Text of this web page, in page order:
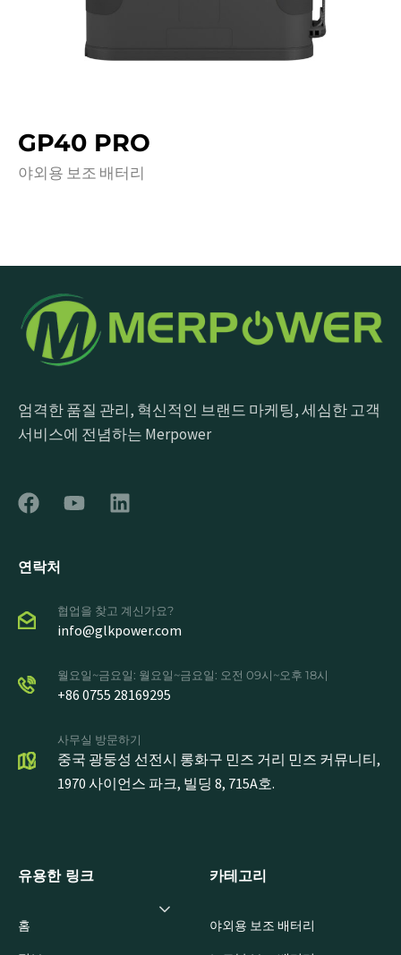
GP40 PRO
야외용 보조 배터리
엄격한 품질 관리, 혁신적인 브랜드 마케팅, 세심한 고객
서비스에 전념하는 Merpower
연락처
협업을 찾고 계신가요?
info@glkpower.com
월요일~금요일: 월요일~금요일: 오전 09시~오후 18시
+86 0755 28169295
사무실 방문하기
중국 광둥성 선전시 롱화구 민즈 거리 민즈 커뮤니티,
1970 사이언스 파크, 빌딩 8, 715A호.
유용한 링크
홈
카테고리
야외용 보조 배터리